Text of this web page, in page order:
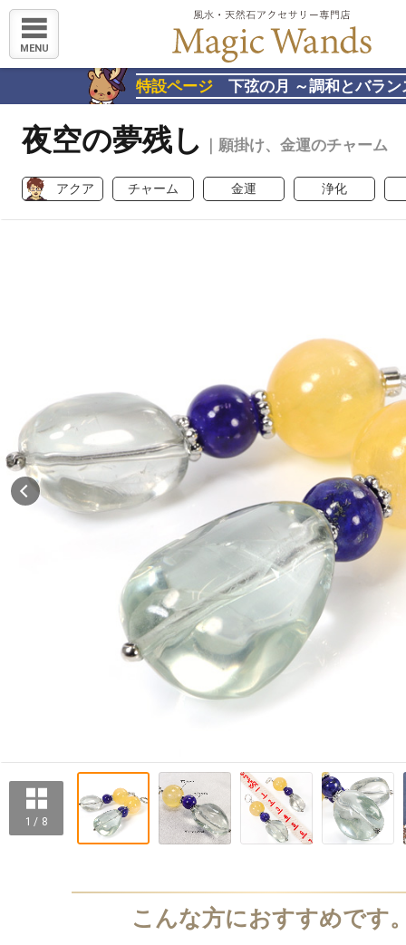
MENU
特設ページ 下弦の月 ～調和とバラン
夜空の夢残し ｜願掛け、金運のチャーム
アクア チャーム 金運 浄化
1 / 8